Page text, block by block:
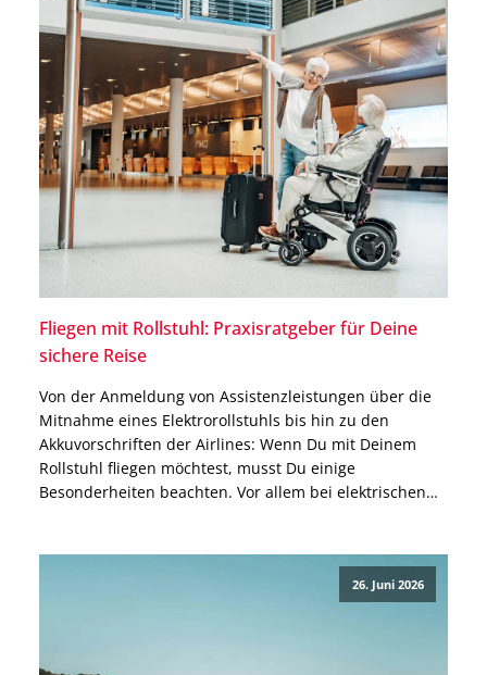
Fliegen mit Rollstuhl: Praxisratgeber für Deine
sichere Reise
Von der Anmeldung von Assistenzleistungen über die
Mitnahme eines Elektrorollstuhls bis hin zu den
Akkuvorschriften der Airlines: Wenn Du mit Deinem
Rollstuhl fliegen möchtest, musst Du einige
Besonderheiten beachten. Vor allem bei elektrischen
Rollstuhls. Eine gute Vorbereitung – etwa durch die
26. Juni 2026